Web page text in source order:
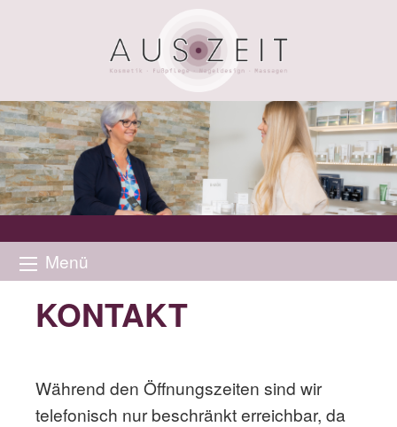
Menü
KONTAKT
Während den Öffnungszeiten sind wir
telefonisch nur beschränkt erreichbar, da